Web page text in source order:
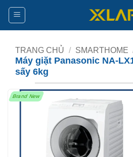
Bỏ
nội
TRANG CHỦ / SMARTHOME
Máy giặt Panasonic NA-
sấy 6kg
Brand New